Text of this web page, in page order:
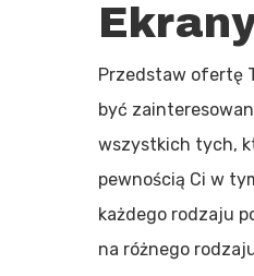
Przedstaw ofertę
być
wszystkich tych,
pewnością Ci w
każdego rodzaju
na różnego